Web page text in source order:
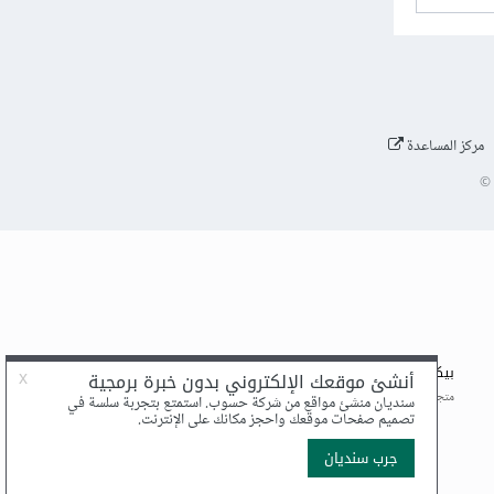
مركز المساعدة
©